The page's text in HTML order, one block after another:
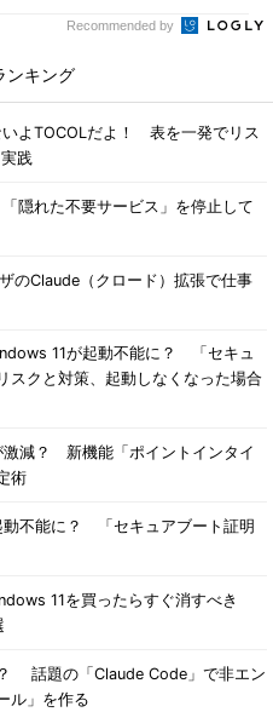
Recommended by
ンキング
いよTOCOLだよ！ 表を一発でリス
践
隠れた不要サービス」を停止して
のClaude（クロード）拡張で仕事
11が起動不能に？ 「セキュ
スクと対策、起動しなくなった場合
激減？ 新機能「ポイントインタイ
術
不能に？ 「セキュアブート証明
11を買ったらすぐ消すべき
話題の「Claude Code」で非エン
ル」を作る